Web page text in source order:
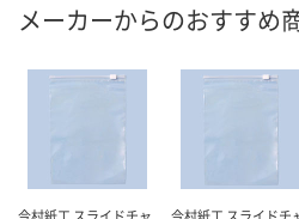
メーカーからのおすすめ
今村紙工 スライドチャ
今村紙工 スライドチ